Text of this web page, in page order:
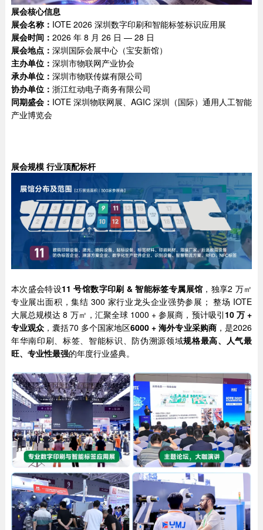
展会核心信息
展会名称： IOTE 2026 深圳数字印刷和智能标签标识应用展
展会时间： 2026 年 8 月 26 日 — 28 日
展会地点： 深圳国际会展中心（宝安新馆）
主办单位： 深圳市物联网产业协会
承办单位： 深圳市物联传媒有限公司
协办单位： 浙江红动电子商务有限公司
同期盛会： IOTE 深圳物联网展、AGIC 深圳（国际）通用人工智能
产业博览会
展会规模 行业顶配标杆
本次盛会特设11 号馆数字印刷 & 智能标签专属展馆 ，独享2 万㎡
专业展出面积，集结 300 家行业龙头企业强势参展； 整场 IOTE
大展总规模达 8 万㎡，汇聚全球 1000 + 参展商，预计吸引 10 万 +
专业观众 ，囊括70 多个国家地区6000 + 海外专业采购商，是2026
年华南印刷、标签、智能标识、防伪溯源领域规格最高、人气最
旺、专业性最强的年度行业盛典。